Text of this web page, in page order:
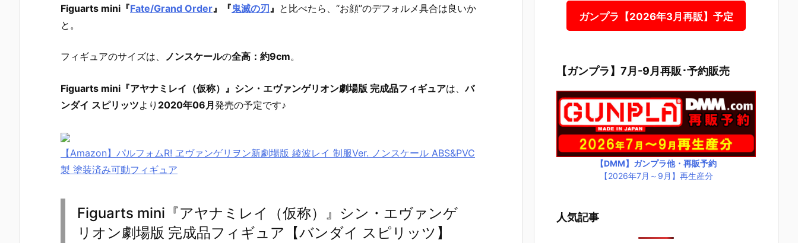
Figuarts mini『Fate/Grand Order 』『鬼滅の刃 』 と比べたら、“お顔”のデフォルメ具合は良いか
と。
フィギュアのサイズは、 ノンスケールの全高：約9cm。
Figuarts mini『アヤナミレイ（仮称）』シン・エヴァンゲリオン劇場版 完成品フィギュアは、バ
ンダイ スピリッツより 2020年06月発売の予定です♪
【Amazon】パルフォムR! ヱヴァンゲリヲン新劇場版 綾波レイ 制服Ver. ノンスケール ABS&PVC
製 塗装済み可動フィギュア
Figuarts mini『アヤナミレイ（仮称）』シン・エヴァンゲ
リオン劇場版 完成品フィギュア【バンダイ スピリッツ】
ガンプラ【2026年3月再販】予定
【ガンプラ】7月-9月再販･予約販売
【DMM】ガンプラ他・再販予約
【2026年7月～9月】再生産分
人気記事